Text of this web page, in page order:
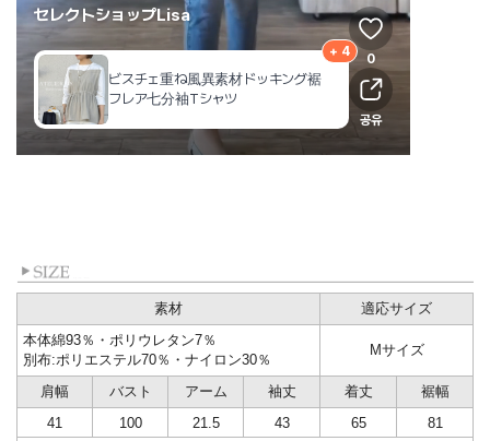
素材
適応サイズ
本体綿93％・ポリウレタン7％
別布:ポリエステル70％・ナイロン30％
Mサイズ
肩幅 バスト アーム 袖丈 着丈
裾幅
41
100 21.5 43 65 81